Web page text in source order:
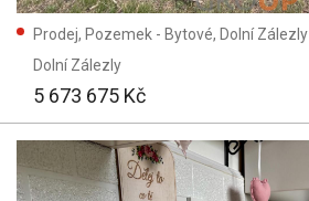
Prodej, Pozemek - Bytové, Dolní Zálezly
Dolní Zálezly
5 673 675 Kč